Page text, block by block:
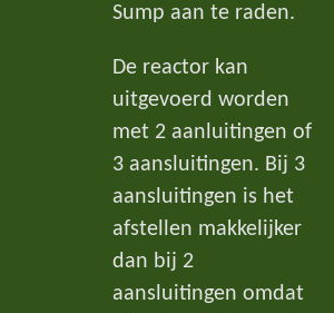
Sump aan te raden.
De reactor kan
uitgevoerd worden
met 2 aanluitingen of
3 aansluitingen. Bij 3
aansluitingen is het
afstellen makkelijker
dan bij 2
aansluitingen omdat